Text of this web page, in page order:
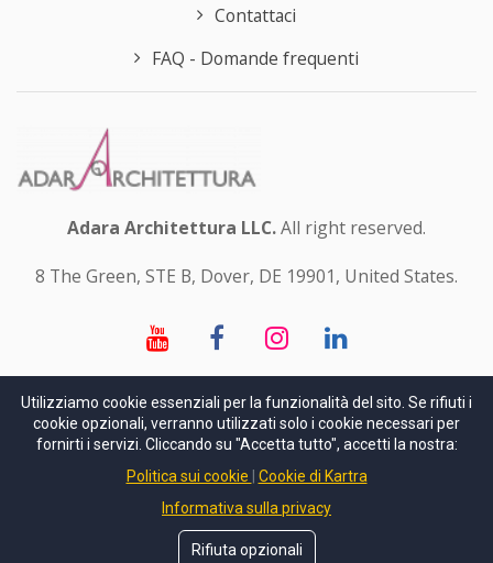
Contattaci
FAQ - Domande frequenti
Adara Architettura LLC.All right reserved.
8 The Green, STE B, Dover, DE 19901, United States.
Prenota la consulenza di orientamento gratuita
BUONO SCONTO del 10%
Utilizziamo cookie essenziali per la funzionalità del sito. Se rifiuti i
cookie opzionali, verranno utilizzati solo i cookie necessari per
fornirti i servizi. Cliccando su "Accetta tutto", accetti la nostra:
Politica sui cookie
Cookie di Kartra
Informativa sulla privacy
Rifiuta opzionali